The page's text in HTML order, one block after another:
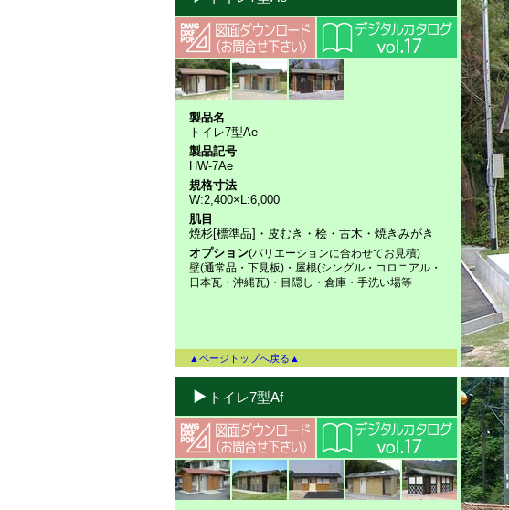
製品名
トイレ7型Ae
製品記号
HW-7Ae
規格寸法
W:2,400×L:6,000
肌目
焼杉[標準品]・皮むき・桧・古木・焼きみがき
オプション(バリエーションに合わせてお見積)
壁(通常品・下見板)・屋根(シングル・コロニアル・
日本瓦・沖縄瓦)・目隠し・倉庫・手洗い場等
▲ページトップへ戻る▲
トイレ7型Af